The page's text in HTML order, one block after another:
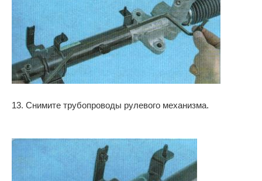
13. Снимите трубопроводы рулевого механизма.